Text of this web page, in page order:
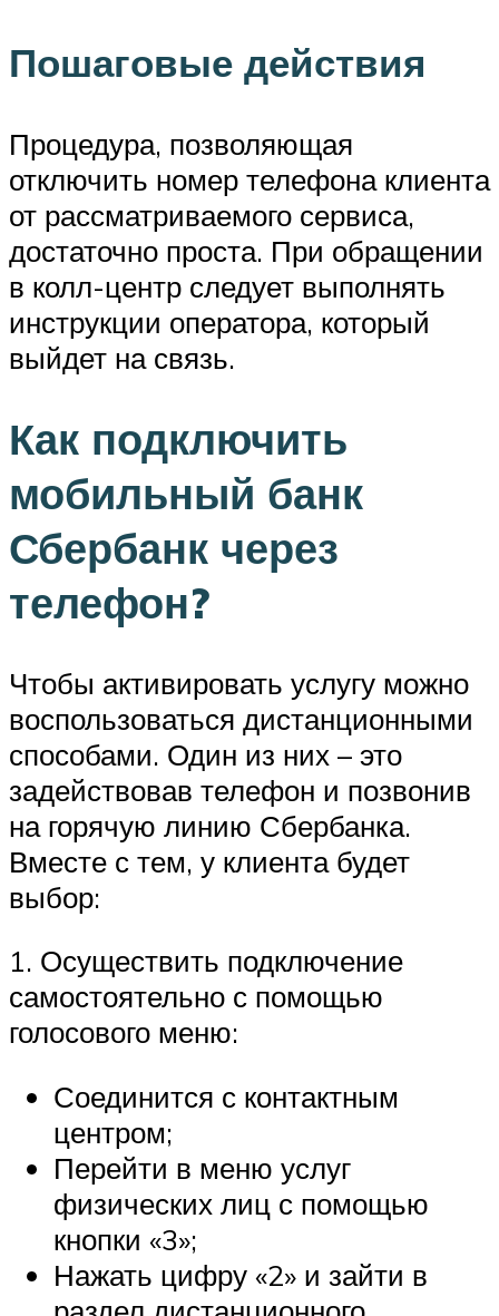
Пошаговые действия
Процедура, позволяющая
отключить номер телефона клиента
от рассматриваемого сервиса,
достаточно проста. При обращении
в колл-центр следует выполнять
инструкции оператора, который
выйдет на связь.
Как подключить
мобильный банк
Сбербанк через
телефон?
Чтобы активировать услугу можно
воспользоваться дистанционными
способами. Один из них – это
задействовав телефон и позвонив
на горячую линию Сбербанка.
Вместе с тем, у клиента будет
выбор:
1. Осуществить подключение
самостоятельно с помощью
голосового меню:
Соединится с контактным
центром;
Перейти в меню услуг
физических лиц с помощью
кнопки «3»;
Нажать цифру «2» и зайти в